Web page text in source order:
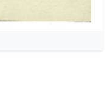
003-Sc-005-038-
003-Sc-005-042-Το